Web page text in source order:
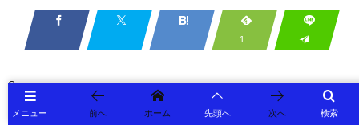
1
執着を手放す 引き寄せの法則 恋愛・結婚
メニュー 検索
前へ ホーム 先頭へ 次へ